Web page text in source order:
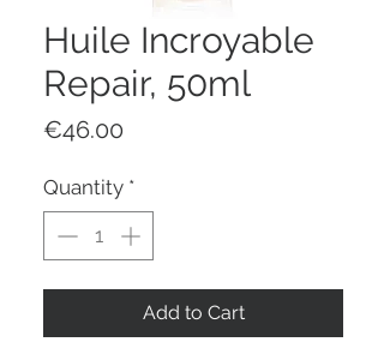
Huile Incroyable
Repair, 50ml
€46.00
Quantity *
Add to Cart